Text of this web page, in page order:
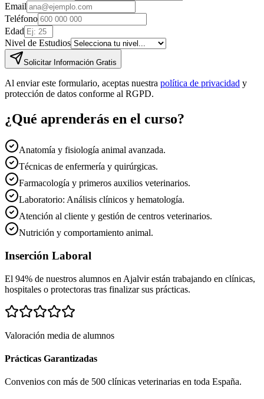
Email
Teléfono
Edad
Nivel de Estudios
Solicitar Información Gratis
Al enviar este formulario, aceptas nuestra política de privacidad y
protección de datos conforme al RGPD.
¿Qué aprenderás en el curso?
Anatomía y fisiología animal avanzada.
Técnicas de enfermería y quirúrgicas.
Farmacología y primeros auxilios veterinarios.
Laboratorio: Análisis clínicos y hematología.
Atención al cliente y gestión de centros veterinarios.
Nutrición y comportamiento animal.
Inserción Laboral
El 94% de nuestros alumnos en Ajalvirestán trabajando en clínicas,
hospitales o protectoras tras finalizar sus prácticas.
Valoración media de alumnos
Prácticas Garantizadas
Convenios con más de 500 clínicas veterinarias en toda España.